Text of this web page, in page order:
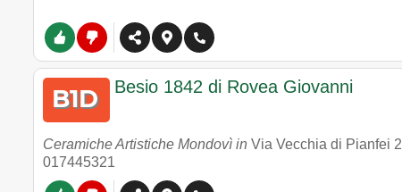
Besio 1842 di Rovea Giovanni
Ceramiche Artistiche Mondovì in Via Vecchia di Pianfei 2
017445321